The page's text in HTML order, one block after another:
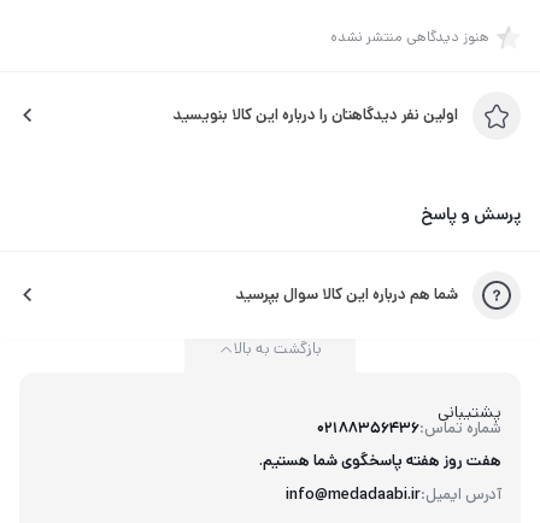
هنوز دیدگاهی منتشر نشده
اولین نفر دیدگاهتان را درباره این کالا بنویسید
پرسش و پاسخ
شما هم درباره این کالا سوال بپرسید
پشتیبانی
شماره تماس:02188356436
آدرس ایمیل:info@medadaabi.ir
هفت روز هفته پاسخگوی شما هستیم.
بازگشت به بالا